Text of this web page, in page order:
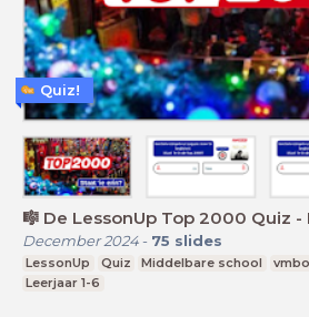
🎼 De LessonUp Top 2000 Quiz
December 2024- 75 slides
LessonUp Quiz Middelbare school
Leerjaar 1-6
Quiz!